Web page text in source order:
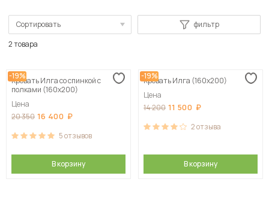
Сортировать
Сначала дорогие
фильтр
2 товара
-19%
Кровать Илга со спинкой с
полками (160х200)
Цена
20 350 16 400
5отзывов
В корзину
-19%
Кровать Илга (160х200)
Цена
14 200 11 500
2отзыва
В корзину